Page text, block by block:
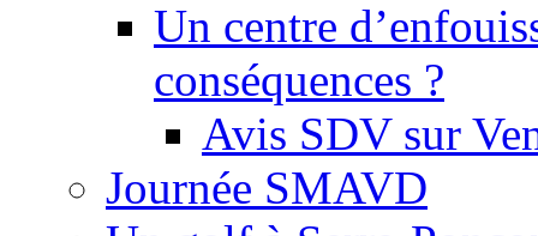
Un centre
conséquences ?
Avis SDV sur
Journée SMAVD